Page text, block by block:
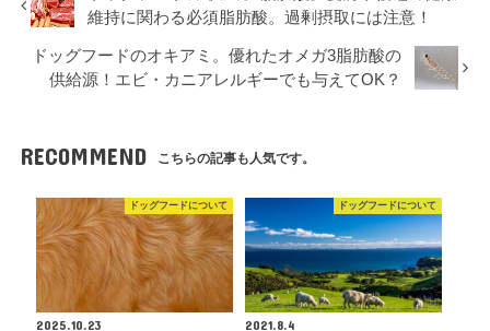
維持に関わる必須脂肪酸。過剰摂取には注意！
ドッグフードのオキアミ。優れたオメガ3脂肪酸の
供給源！エビ・カニアレルギーでも与えてOK？
RECOMMEND こちらの記事も人気です。
ドッグフードについて
2025.10.23
ドッグフードについて
2021.8.4